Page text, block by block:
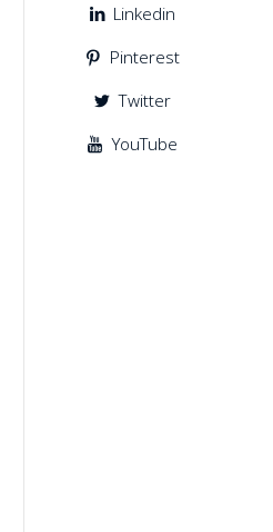
Linkedin
Pinterest
Twitter
YouTube